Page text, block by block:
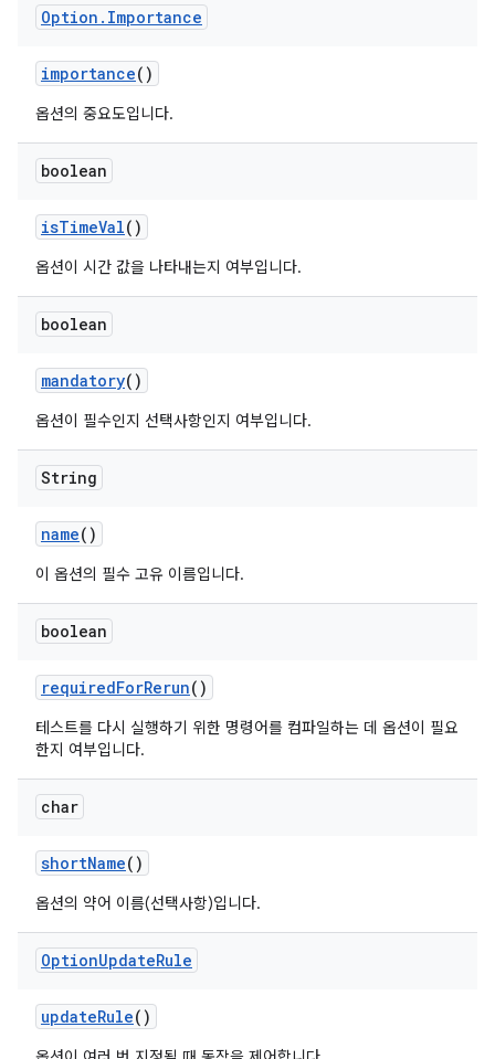
Option . Importance
importance()
옵션의 중요도입니다.
boolean
isTimeVal()
옵션이 시간 값을 나타내는지 여부입니다.
boolean
mandatory()
옵션이 필수인지 선택사항인지 여부입니다.
String
name()
이 옵션의 필수 고유 이름입니다.
boolean
requiredForRerun()
테스트를 다시 실행하기 위한 명령어를 컴파일하는 데 옵션이 필요
한지 여부입니다.
char
shortName()
옵션의 약어 이름(선택사항)입니다.
OptionUpdateRule
updateRule()